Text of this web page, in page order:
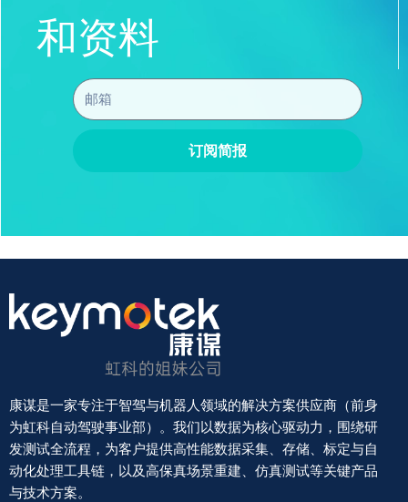
和资料
订阅简报
康谋是一家专注于智驾与机器人领域的解决方案供应商（前身
为虹科自动驾驶事业部）。我们以数据为核心驱动力，围绕研
发测试全流程，为客户提供高性能数据采集、存储、标定与自
动化处理工具链，以及高保真场景重建、仿真测试等关键产品
与技术方案。